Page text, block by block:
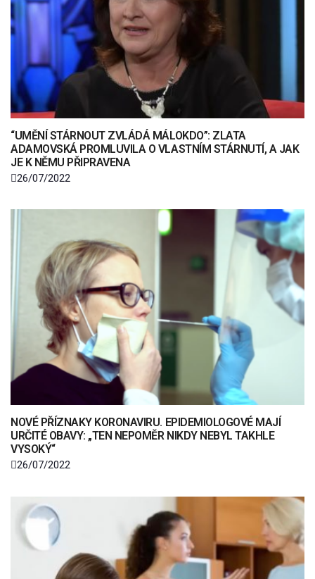
“UMĚNÍ STÁRNOUT ZVLÁDÁ MÁLOKDO”: ZLATA
ADAMOVSKÁ PROMLUVILA O VLASTNÍM STÁRNUTÍ, A JAK
JE K NĚMU PŘIPRAVENA
26/07/2022
NOVÉ PŘÍZNAKY KORONAVIRU. EPIDEMIOLOGOVÉ MAJÍ
URČITÉ OBAVY: „TEN NEPOMĚR NIKDY NEBYL TAKHLE
VYSOKÝ“
26/07/2022